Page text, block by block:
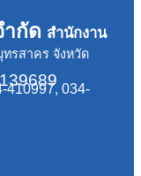
ำกัด สำนักงาน
ทรสาคร จังหวัด
410997, 034-